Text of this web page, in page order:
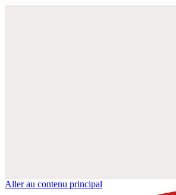
Aller au contenu principal